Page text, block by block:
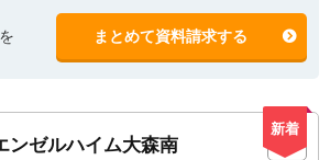
まとめて資料請求する
新着
ンゼルハイム大森南